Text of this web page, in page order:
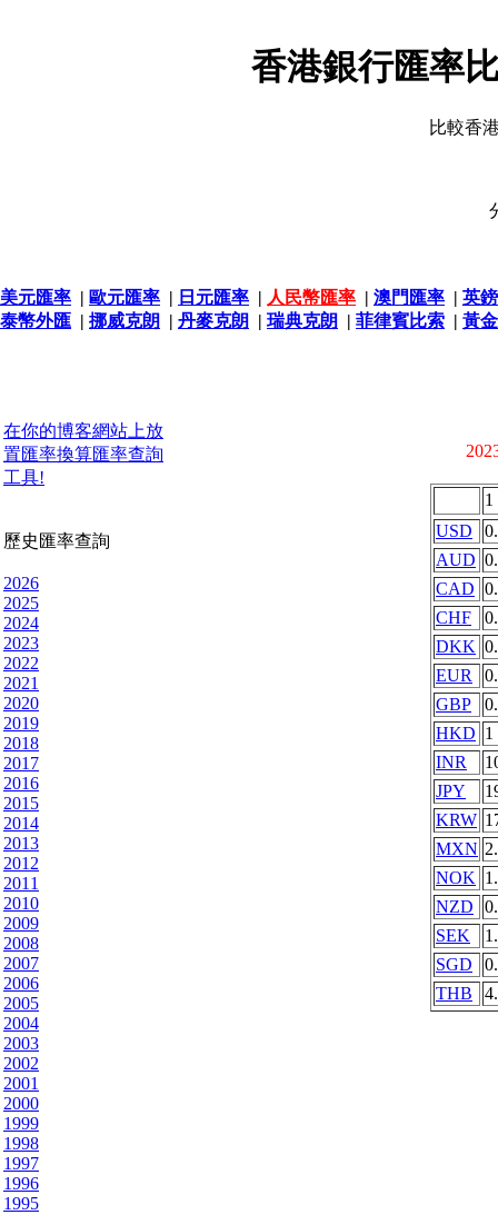
香港銀行匯率
比較香
美元匯率 | 歐元匯率 | 日元匯率 | 人民幣匯率 | 澳門匯率 | 英
泰幣外匯 | 挪威克朗 | 丹麥克朗 | 瑞典克朗 | 菲律賓比索 | 黃
在你的博客網站上放
置匯率換算匯率查詢
工具!
歷史匯率查詢
2026
2025
2024
2023
2022
2021
2020
2019
2018
2017
2016
2015
2014
2013
2012
2011
2010
2009
2008
2007
2006
2005
2004
2003
2002
2001
2000
1999
1998
1997
1996
1995
1
USD
AUD
CAD
CHF
DKK
EUR
GBP
HKD 1
INR
JPY
KRW
MXN
NOK
NZD
SEK
SGD
THB